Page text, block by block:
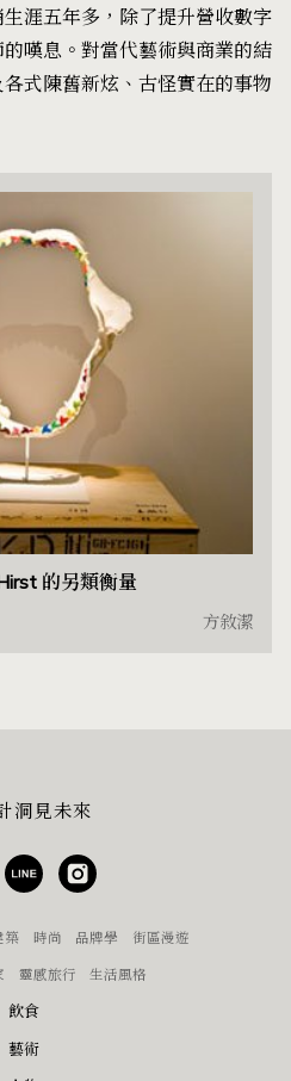
涯五年多，除了提升營收數字
嘆息。對當代藝術與商業的結
式陳舊新炫、古怪實在的事物
的另類衡量
方敘潔
洞見未來
築 時尚 品牌學 街區漫遊
靈感旅行 生活風格
飲食
藝術